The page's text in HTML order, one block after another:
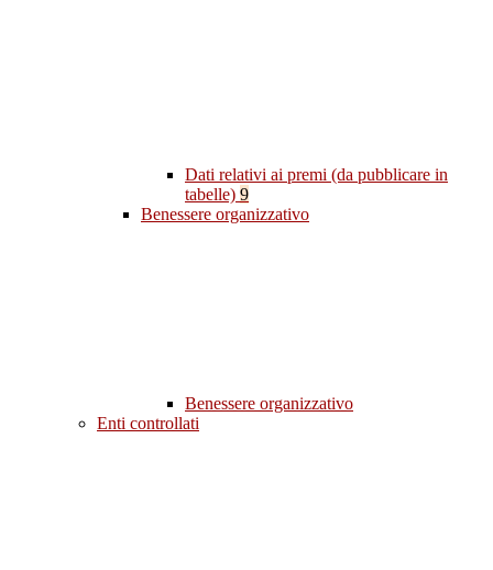
Dati relativi ai premi (da pubblicare in
tabelle) 9
Benessere organizzativo
Benessere organizzativo
Enti controllati